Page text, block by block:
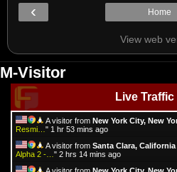
‹ Home
View web
M-Visitor
Live Traffic
A visitor from New York City, New
Resmi… " 1 hr 53 mins ago
A visitor from Santa Clara, California
Alpha 2 -… " 2 hrs 14 mins ago